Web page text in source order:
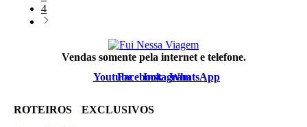
4
Vendas somente pela internet e telefone.
YoutubeFacebookInstagramWhatsApp
ROTEIROS EXCLUSIVOS